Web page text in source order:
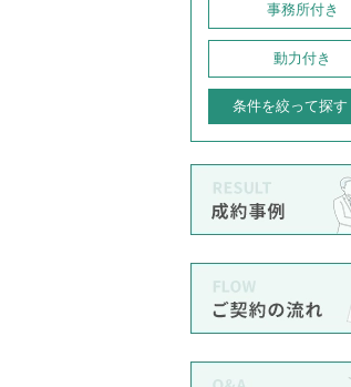
事務所付き
動力付き
条件を絞って探す